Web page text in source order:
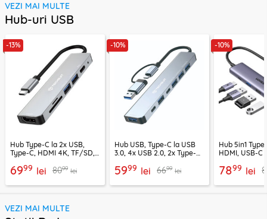
VEZI MAI MULTE
Hub-uri USB
-13%
Hub Type-C la 2x USB,
Type-C, HDMI 4K, TF/SD,
6999 lei 8099 lei
-10%
Hub USB, Type-C la USB
3.0, 4x USB 2.0, 2x Type-C
5999 lei 6699 lei
-10%
Hub 5in1
HDMI, USB-C
7899 lei
VEZI MAI MULTE